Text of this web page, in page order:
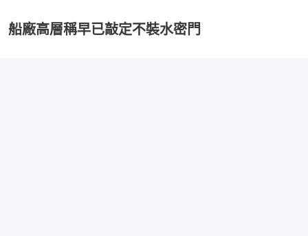
船廠高層稱早已敲定不裝水密門